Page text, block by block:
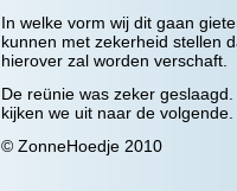
In welke vorm wij dit gaan
kunnen met zekerheid stellen
hierover zal worden verschaft.
De reünie was zeker
kijken we uit naar de volgende.
© ZonneHoedje 2010